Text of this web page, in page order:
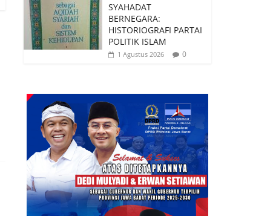
SYAHADAT
BERNEGARA:
HISTORIOGRAFI PARTAI
POLITIK ISLAM
1 Agustus 2026 0